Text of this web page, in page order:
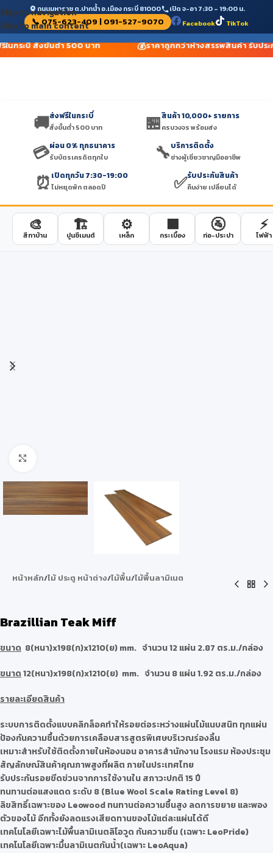
Skip to navigation
Skip to main content
ถนนมหาราช ต.ปากน้ำ อ.เมือง กระบี่ 81000 เปิด จ-อา 7:30 – 19:00 น.
📞 075-623-409 | 091-527-9070 Facebook TikTok
นกระบี่ สั่งขั้นต่ำ 500 บาท 💰ราคาถูกกว่าห้างสรรพสินค้า รับประ
🚚ส่งฟรีในกระบี่
สั่งขั้นต่ำ 500 บาท 🏪สินค้า 10,000+ รายการ
ครบวงจร พร้อมส่ง
💳ผ่อน 0% ทุกธนาคาร
รับบัตรเครดิตทุกใบ 🔧บริการติดตั้ง
ช่างผู้เชี่ยวชาญมืออาชีพ
⏰ เปิดทุกวัน 7:30-19:00
ไม่หยุดพัก ตลอดปี ✅รับประกันสินค้า
คืนง่าย เปลี่ยนได้
🎨
สีทาบ้าน
🏗️
ปูนซีเมนต์
⚙️
เหล็ก
🟫
กระเบื้อง
🚰
ท่อ-ประปา
⚡
ไฟฟ้า
หน้าหลัก/ไม้ ประตู หน้าต่าง/ไม้พื้น/ไม้พื้นลามิเนต
Brazillian Teak Miff
ขนาด 8(หนา)x198(ก)x1210(ย) mm. จำนวน 12 แผ่น 2.87 ตร.ม./กล่อง
ขนาด12(หนา)x198(ก)x1210(ย) mm. จำนวน 8 แผ่น 1.92 ตร.ม./กล่อง
รายละเอียดสินค้า
ระบบการติดตั้งแบบคลิกล็อคทำให้รอยต่อระหว่างแผ่นไม้แนบสนิท ทุกแผ่น
ป้องกันความชื้นด้วยการเคลือบสารสูตรพิเศษบริเวณร่องลิ้น
เหมาะสำหรับใช้ติดตั้งภายในห้องนอน อาคารสำนักงาน โรงแรม ห้องประชุม
สัญลักษณ์สินค้าคุณภาพสูงที่ผลิต ภายในประเทศไทย
รับประกันรอยขีดข่วนจากการใช้งานใน สภาวะปกติ 15 ปี
ทนทานต่อแสงแดด ระดับ 8 (Blue Wool Scale Rating Level 8)
ลิขสิทธิ์เฉพาะของ Leowood ทนทานต่อความชื้นสูง ลดการขยาย และพอง
ตัวของไม้ อีกทั้งยังลดแรงเสียดทานของไม้แต่ละแผ่นได้ดี
เทคโนโลยีเฉพาะไม้พื้นลามิเนตลิโอวูด กันความชื่น (เฉพาะ LeoPride)
เทคโนโลยีเฉพาะมื้นลามิเนตกันน้ำ(เฉพาะ LeoAqua)